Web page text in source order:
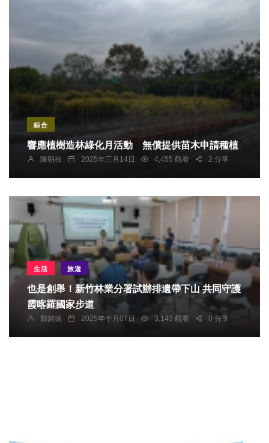
綜合
響應植樹造林綠化月活動 無償提供苗木申請種植
陳朝枝 2025年三月14日 4,455 觀看 2 分享
生活 旅遊
也是創舉！新竹林業分署試辦排遺帶下山 共同守護
霞喀羅國家步道
鄭銘德 2025年十月07日 3,143 觀看 0 分享